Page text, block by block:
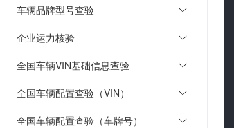
车辆品牌型号查验
企业运力核验
全国车辆VIN基础信息查验
全国车辆配置查验（VIN）
全国车辆配置查验（车牌号）